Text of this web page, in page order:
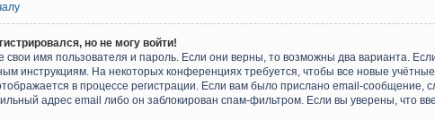
но не могу войти!
свои имя пользователя и пароль. Если они верны, то возможны два варианта.
инструкциям. На некоторых конференциях требуется, чтобы все новые
в процессе регистрации. Если вам было прислано email-сообщение,
адрес email либо он заблокирован спам-фильтром. Если вы уверены, что